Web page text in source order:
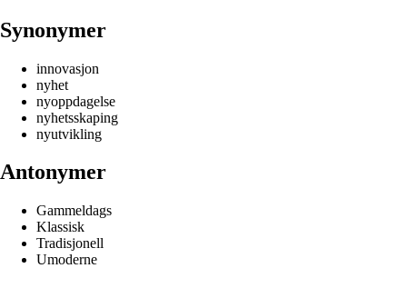
Synonymer
innovasjon
nyhet
nyoppdagelse
nyhetsskaping
nyutvikling
Antonymer
Gammeldags
Klassisk
Tradisjonell
Umoderne